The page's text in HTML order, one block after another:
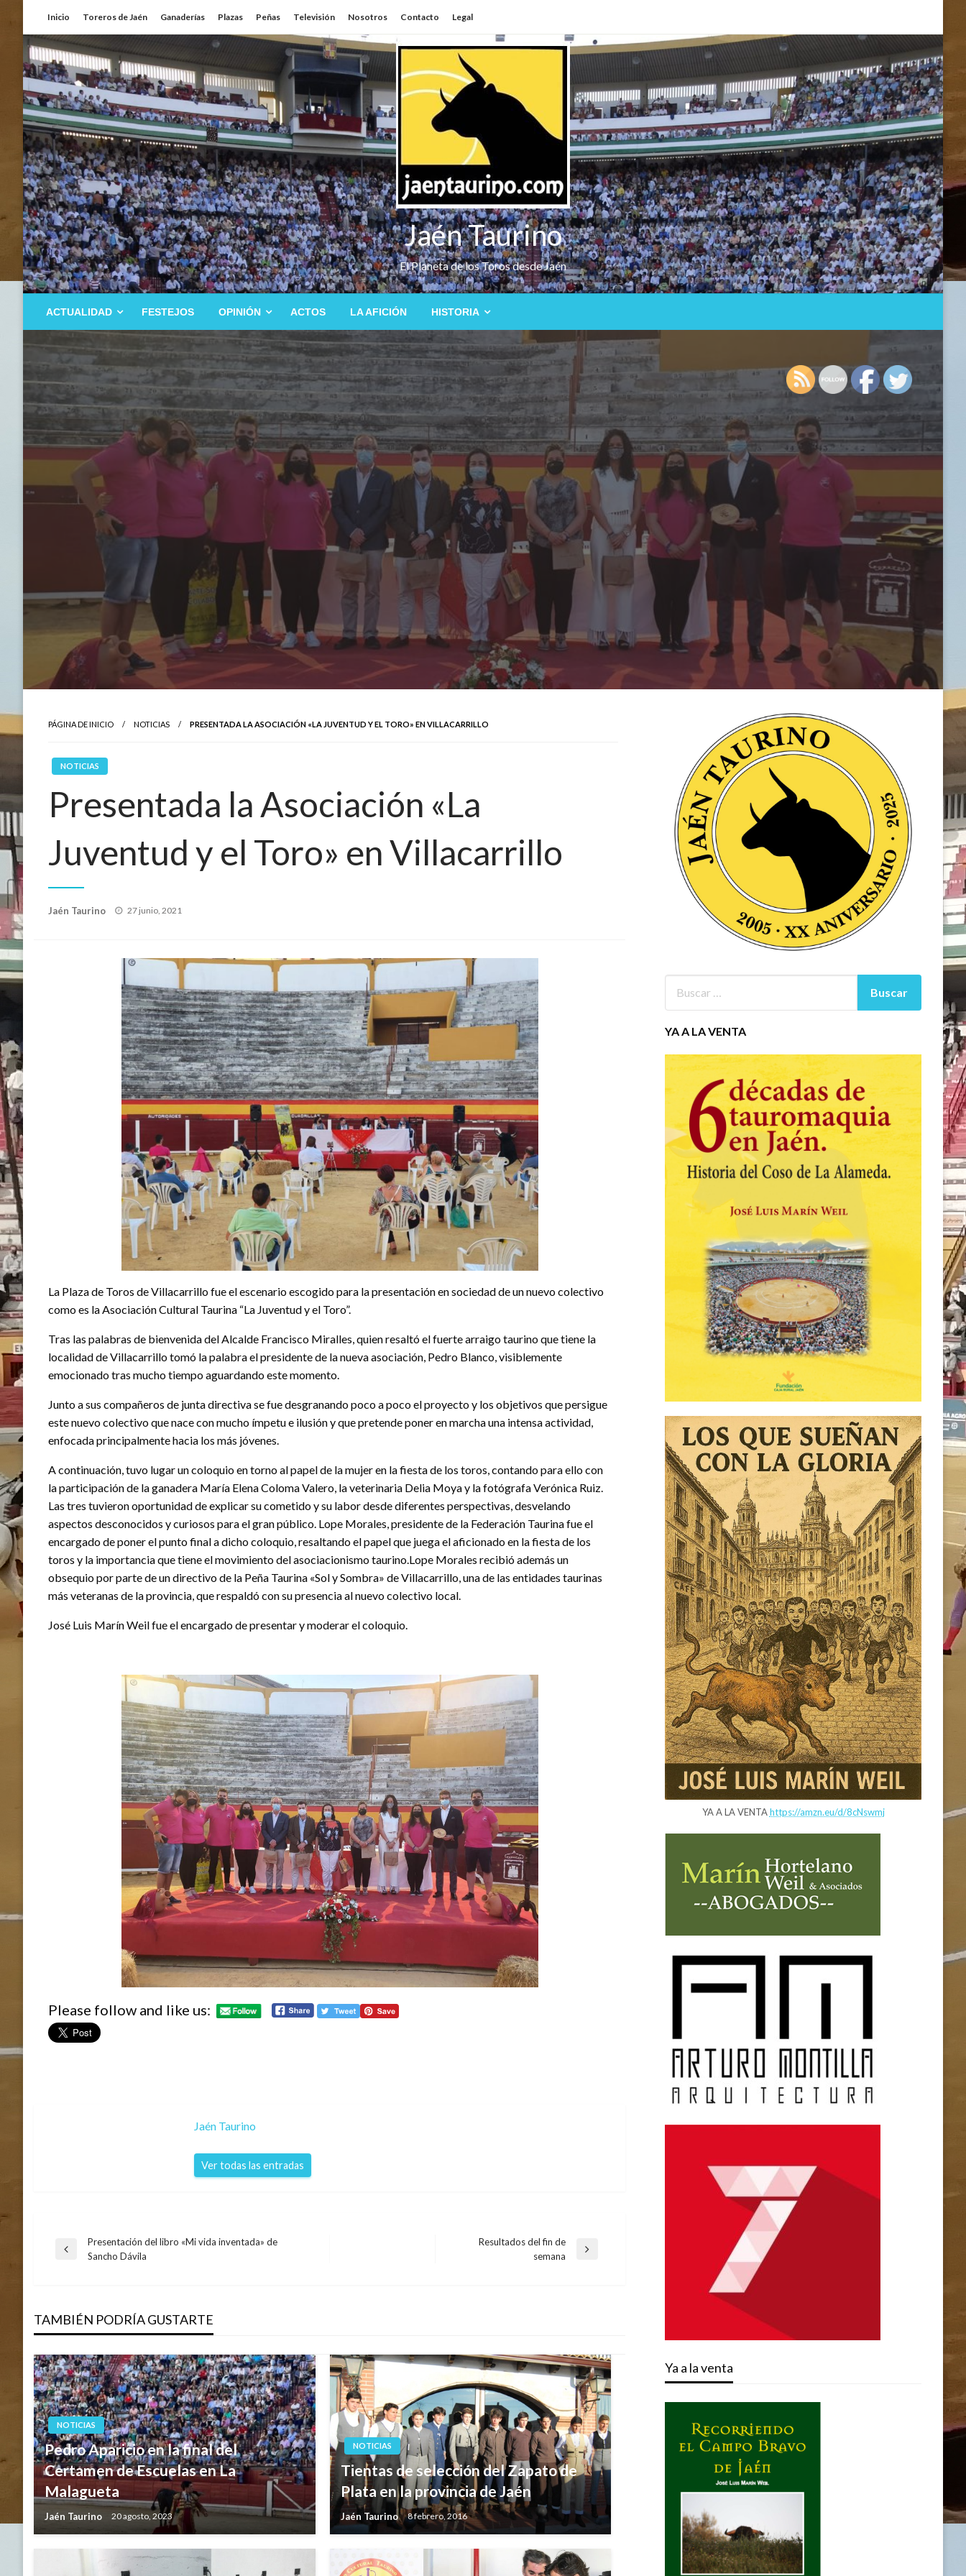
contenido
Inicio Toreros de Jaén Ganaderías Plazas Peñas Televisión Nosotros Contacto Legal
Jaén Taurino
El Planeta de los Toros desde Jaén
ACTUALIDAD FESTEJOS OPINIÓN ACTOS LA AFICIÓN HISTORIA
PÁGINA DE INICIO NOTICIAS PRESENTADA LA ASOCIACIÓN «LA JUVENTUD Y EL TORO» EN VILLACARRILLO
NOTICIAS
Presentada la Asociación «La
Juventud y el Toro» en Villacarrillo
Jaén Taurino
Publicado
27 junio, 2021
La Plaza de Toros de Villacarrillo fue el escenario escogido para la presentación en sociedad de un nuevo colectivo
como es la Asociación Cultural Taurina “La Juventud y el Toro”.
Tras las palabras de bienvenida del Alcalde Francisco Miralles, quien resaltó el fuerte arraigo taurino que tiene la
localidad de Villacarrillo tomó la palabra el presidente de la nueva asociación, Pedro Blanco, visiblemente
emocionado tras mucho tiempo aguardando este momento.
Junto a sus compañeros de junta directiva se fue desgranando poco a poco el proyecto y los objetivos que persigue
este nuevo colectivo que nace con mucho ímpetu e ilusión y que pretende poner en marcha una intensa actividad,
enfocada principalmente hacia los más jóvenes.
A continuación, tuvo lugar un coloquio en torno al papel de la mujer en la fiesta de los toros, contando para ello con
la participación de la ganadera María Elena Coloma Valero, la veterinaria Delia Moya y la fotógrafa Verónica Ruiz.
Las tres tuvieron oportunidad de explicar su cometido y su labor desde diferentes perspectivas, desvelando
aspectos desconocidos y curiosos para el gran público. Lope Morales, presidente de la Federación Taurina fue el
encargado de poner el punto final a dicho coloquio, resaltando el papel que juega el aficionado en la fiesta de los
toros y la importancia que tiene el movimiento del asociacionismo taurino.Lope Morales recibió además un
obsequio por parte de un directivo de la Peña Taurina «Sol y Sombra» de Villacarrillo, una de las entidades taurinas
más veteranas de la provincia, que respaldó con su presencia al nuevo colectivo local.
José Luis Marín Weil fue el encargado de presentar y moderar el coloquio.
Please follow and like us:
Jaén Taurino
Ver todas las entradas
Navegación
entradas
Entrada
Presentación del libro «Mi vida inventada» de
Sancho Dávila
Resultados del fin de
semana
TAMBIÉN PODRÍA GUSTARTE
NOTICIAS
Pedro Aparicio en la final del
Certamen de Escuelas en La
Malagueta
Jaén Taurino 20 agosto, 2023
NOTICIAS
Tientas de selección del Zapato de
Plata en la provincia de Jaén
Jaén Taurino 8 febrero, 2016
YA A LA VENTA
YA A LA VENTAhttps://amzn.eu/d/8cNswmj
Ya a la venta